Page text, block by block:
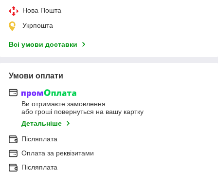
Нова Пошта
Укрпошта
Всі умови доставки
Умови оплати
Ви отримаєте замовлення
або гроші повернуться на вашу картку
Детальніше
Післяплата
Оплата за реквізитами
Післяплата